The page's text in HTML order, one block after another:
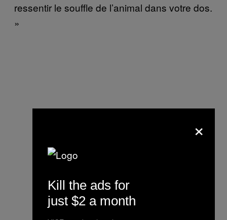
ressentir le souffle de l’animal dans votre dos.
»
×
Kill the ads for
just $2 a month